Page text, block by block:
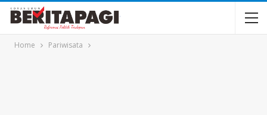
Home Pariwisata